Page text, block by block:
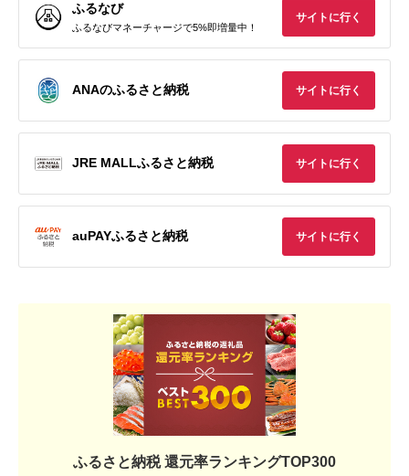
ふるなび
ふるなびマネーチャージで5%即増量中！
サイトに行く
ANAのふるさと納税 サイトに行く
JRE MALLふるさと納税 サイトに行く
auPAYふるさと納税 サイトに行く
ふるさと納税 還元率ランキングTOP300